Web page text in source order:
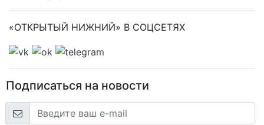
«ОТКРЫТЫЙ НИЖНИЙ» В СОЦСЕТЯХ
Подписаться на новости